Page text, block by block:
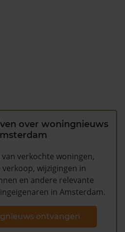
over woningnieuws
verkochte woningen,
wijzigingen in
en andere relevante
in Amsterdam.
ontvangen